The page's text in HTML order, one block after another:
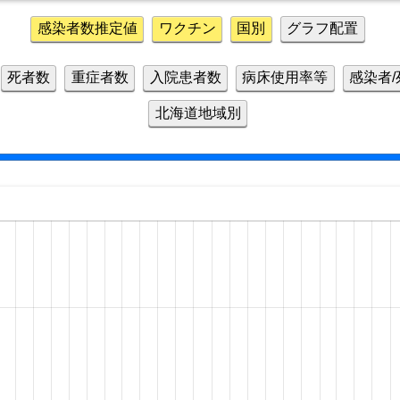
感染者数推定値 ワクチン 国別 グラフ配置
死者数 重症者数 入院患者数 病床使用率等 感染者/
北海道地域別